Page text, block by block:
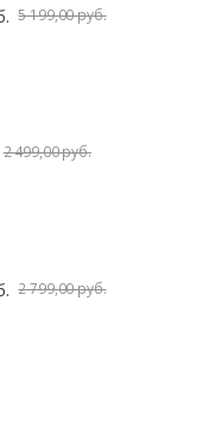
5 199,00 руб.
2 499,00 руб.
2 799,00 руб.